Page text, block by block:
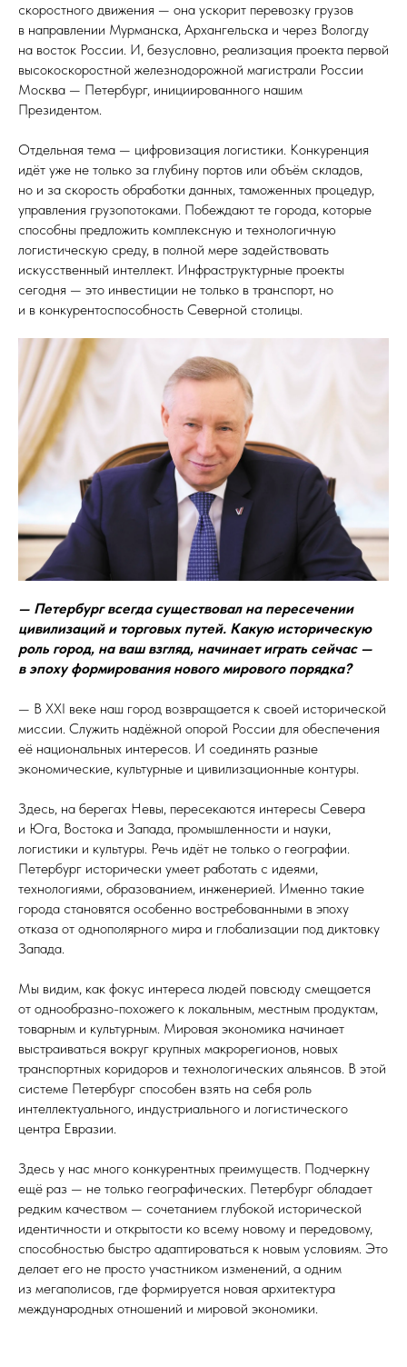
скоростного движения — она ускорит перевозку грузов
в направлении Мурманска, Архангельска и через Вологду
на восток России. И, безусловно, реализация проекта первой
высокоскоростной железнодорожной магистрали России
Москва — Петербург, инициированного нашим
Президентом.
Отдельная тема — цифровизация логистики. Конкуренция
идёт уже не только за глубину портов или объём складов,
но и за скорость обработки данных, таможенных процедур,
управления грузопотоками. Побеждают те города, которые
способны предложить комплексную и технологичную
логистическую среду, в полной мере задействовать
искусственный интеллект. Инфраструктурные проекты
сегодня — это инвестиции не только в транспорт, но
и в конкурентоспособность Северной столицы.
— Петербург всегда существовал на пересечении
цивилизаций и торговых путей. Какую историческую
роль город, на ваш взгляд, начинает играть сейчас —
в эпоху формирования нового мирового порядка?
— В XXI веке наш город возвращается к своей исторической
миссии. Служить надёжной опорой России для обеспечения
её национальных интересов. И соединять разные
экономические, культурные и цивилизационные контуры.
Здесь, на берегах Невы, пересекаются интересы Севера
и Юга, Востока и Запада, промышленности и науки,
логистики и культуры. Речь идёт не только о географии.
Петербург исторически умеет работать с идеями,
технологиями, образованием, инженерией. Именно такие
города становятся особенно востребованными в эпоху
отказа от однополярного мира и глобализации под диктовку
Запада.
Мы видим, как фокус интереса людей повсюду смещается
от однообразно-похожего к локальным, местным продуктам,
товарным и культурным. Мировая экономика начинает
выстраиваться вокруг крупных макрорегионов, новых
транспортных коридоров и технологических альянсов. В этой
системе Петербург способен взять на себя роль
интеллектуального, индустриального и логистического
центра Евразии.
Здесь у нас много конкурентных преимуществ. Подчеркну
ещё раз — не только географических. Петербург обладает
редким качеством — сочетанием глубокой исторической
идентичности и открытости ко всему новому и передовому,
способностью быстро адаптироваться к новым условиям. Это
делает его не просто участником изменений, а одним
из мегаполисов, где формируется новая архитектура
международных отношений и мировой экономики.